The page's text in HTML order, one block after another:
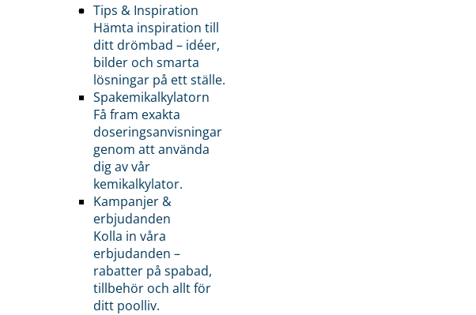
Tips & Inspiration
Hämta inspiration till
ditt drömbad – idéer,
bilder och smarta
lösningar på ett ställe.
Spakemikalkylatorn
Få fram exakta
doseringsanvisningar
genom att använda
dig av vår
kemikalkylator.
Kampanjer &
erbjudanden
Kolla in våra
erbjudanden –
rabatter på spabad,
tillbehör och allt för
ditt poolliv.